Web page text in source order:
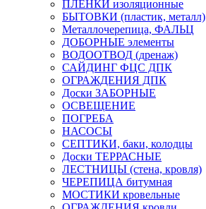
ПЛЕНКИ изоляционные
БЫТОВКИ (пластик, металл)
Металлочерепица, ФАЛЬЦ
ДОБОРНЫЕ элементы
ВОДООТВОД (дренаж)
САЙДИНГ ФЦС ДПК
ОГРАЖДЕНИЯ ДПК
Доски ЗАБОРНЫЕ
ОСВЕЩЕНИЕ
ПОГРЕБА
НАСОСЫ
СЕПТИКИ, баки, колодцы
Доски ТЕРРАСНЫЕ
ЛЕСТНИЦЫ (стена, кровля)
ЧЕРЕПИЦА битумная
МОСТИКИ кровельные